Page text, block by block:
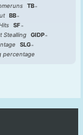
TB
BB
SF
Stealling
GIDP
SLG
percentage